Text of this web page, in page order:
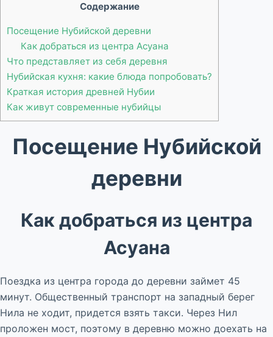
Содержание
Посещение Нубийской деревни
Как добраться из центра Асуана
Что представляет из себя деревня
Нубийская кухня: какие блюда попробовать?
Краткая история древней Нубии
Как живут современные нубийцы
Посещение Нубийской
деревни
Как добраться из центра
Асуана
Поездка из центра города до деревни займет 45
минут. Общественный транспорт на западный берег
Нила не ходит, придется взять такси. Через Нил
проложен мост, поэтому в деревню можно доехать на